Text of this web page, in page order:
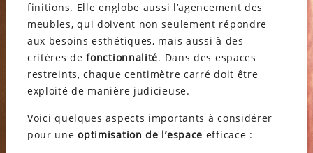
finitions. Elle englobe aussi l’agencement des
meubles, qui doivent non seulement répondre
aux besoins esthétiques, mais aussi à des
critères defonctionnalité. Dans des espaces
restreints, chaque centimètre carré doit être
exploité de manière judicieuse.
Voici quelques aspects importants à considérer
pour uneoptimisation de l’espace efficace :